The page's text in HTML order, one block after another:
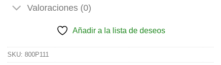
Valoraciones (0)
Añadir a la lista de deseos
SKU: 800P111